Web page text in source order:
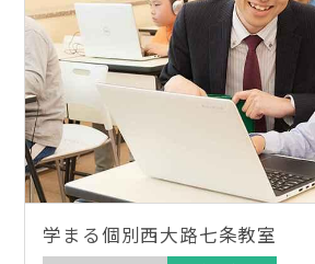
学まる個別西大路七条教室